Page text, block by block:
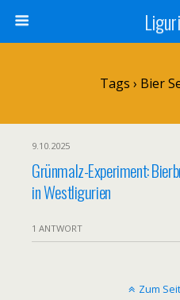
Tags › Bier
9.10.2025
Grünmalz-Experiment:
in Westligurien
1 ANTWORT
Zum